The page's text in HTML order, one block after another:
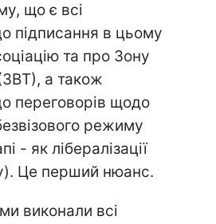
що є всі
підписання в цьому
та про Зону
(ЗВТ), а також
переговорів щодо
режиму
- як лібералізації
Це перший нюанс.
виконали всі